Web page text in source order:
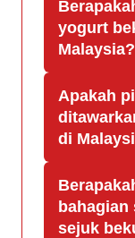
yogurt
Malaysia?
Apakah
di
bahagian
sejuk